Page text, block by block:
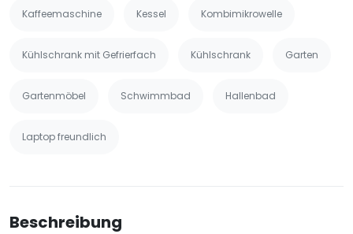
Kaffeemaschine Kessel Kombimikrowelle
Kühlschrank mit Gefrierfach Kühlschrank Garten
Gartenmöbel Schwimmbad Hallenbad
Laptop freundlich
Beschreibung